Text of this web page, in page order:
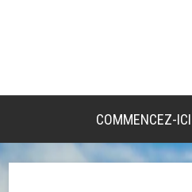
COMMENCEZ-